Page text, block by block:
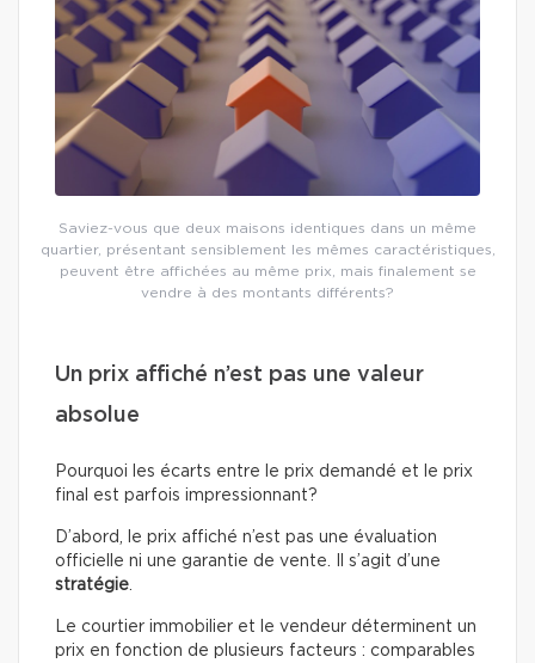
Saviez-vous que deux maisons identiques dans un même
quartier, présentant sensiblement les mêmes caractéristiques,
peuvent être affichées au même prix, mais finalement se
vendre à des montants différents?
Un prix affiché n’est pas une valeur
absolue
Pourquoi les écarts entre le prix demandé et le prix
final est parfois impressionnant?
D’abord, le prix affiché n’est pas une évaluation
officielle ni une garantie de vente. Il s’agit d’une
stratégie.
Le courtier immobilier et le vendeur déterminent un
prix en fonction de plusieurs facteurs : comparables